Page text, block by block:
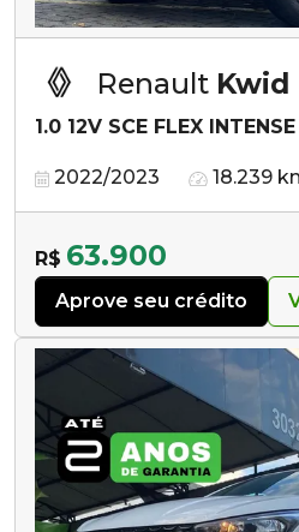
Renault Kwid
1.0 12V SCE FLEX
2022/2023 18.239
R$ 63.900
Aprove seu crédito